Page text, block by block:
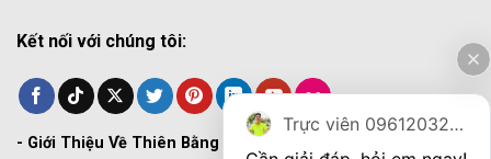
Kết nối với chúng tôi:
- Giới Thiệu Về Thiên Bằng
Trực viên 0961203270